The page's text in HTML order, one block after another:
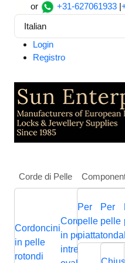
or +31-627061933 |
Italian
Login
Registro
Corde di Pelle
Cordoncini
in pelle
rotondi
Cordoncini
in pelle
intrecciati
in
Per
pelle
piatta
Per
pelle
tonda
Pietre, Perline
SSP-514